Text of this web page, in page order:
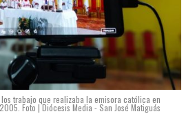
trabajo que realizaba la emisora católica en
Foto | Diócesis Media - San José Matiguás